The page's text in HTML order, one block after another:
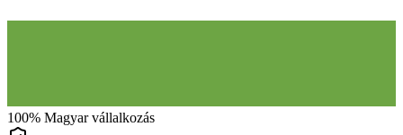
100% Magyar vállalkozás